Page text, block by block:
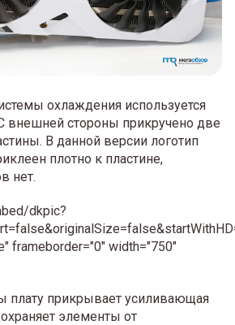
охлаждения используется
внешней стороны прикручено две
В данной версии логотип
плотно к пластине,
нет.
dkpic?
frameborder="0" width="750"
плату прикрывает усиливающая
элементы от